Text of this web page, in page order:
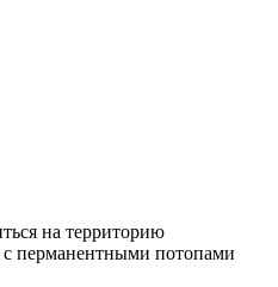
на территорию
с перманентными потопами